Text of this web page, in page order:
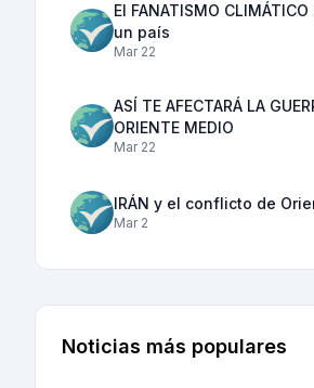
El FANATISMO
un país
Mar 22
ASÍ TE AFECTARÁ LA
ORIENTE MEDIO
Mar 22
IRÁN y el conflicto de
Mar 2
Noticias más populares